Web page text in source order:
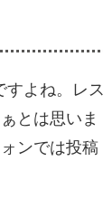
すよね。レス
とは思いま
ンでは投稿